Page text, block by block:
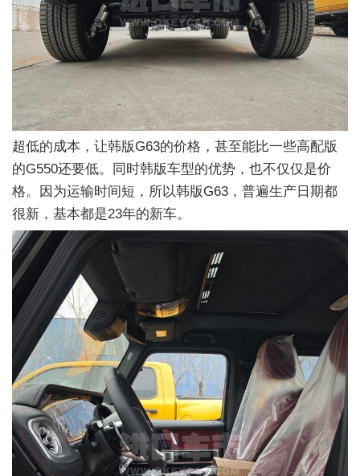
超低的成本，让韩版G63的价格，甚至能比一些高配版
的G550还要低。同时韩版车型的优势，也不仅仅是价
格。因为运输时间短，所以韩版G63，普遍生产日期都
很新，基本都是23年的新车。